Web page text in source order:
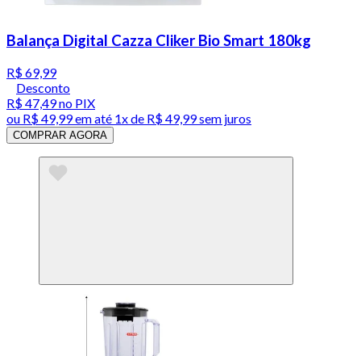
Balança Digital Cazza Cliker Bio Smart 180kg
R$ 69,99
Desconto
R$ 47,49no PIX
ou R$ 49,99em até 1x de R$ 49,99sem juros
COMPRAR AGORA